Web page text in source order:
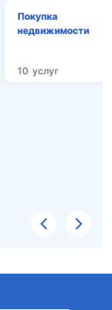
Покупка
недвижимости
10 услуг